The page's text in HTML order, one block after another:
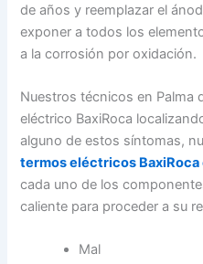
de años y reemplazar el
exponer a todos los
a la corrosión por oxidación.
Nuestros técnicos en Palma
eléctrico BaxiRoca
alguno de estos síntomas,
termos eléctricos BaxiRoca
cada uno de los
caliente para proceder a su
Mal